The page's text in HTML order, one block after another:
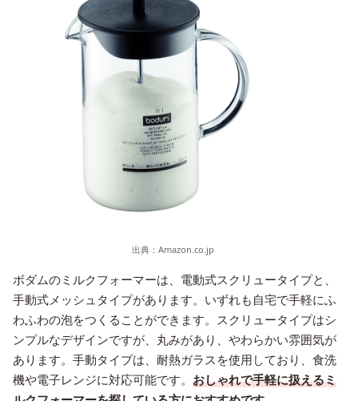
出典： Amazon.co.jp
ボダムのミルクフォーマーは、電動式スクリュータイプと、
手動式メッシュタイプがあります。いずれも自宅で手軽にふ
わふわの泡をつくることができます。スクリュータイプはシ
ンプルなデザインですが、丸みがあり、やわらかい雰囲気が
あります。手動タイプは、耐熱ガラスを使用しており、食洗
機や電子レンジに対応可能です。 おしゃれで手軽に扱えるミ